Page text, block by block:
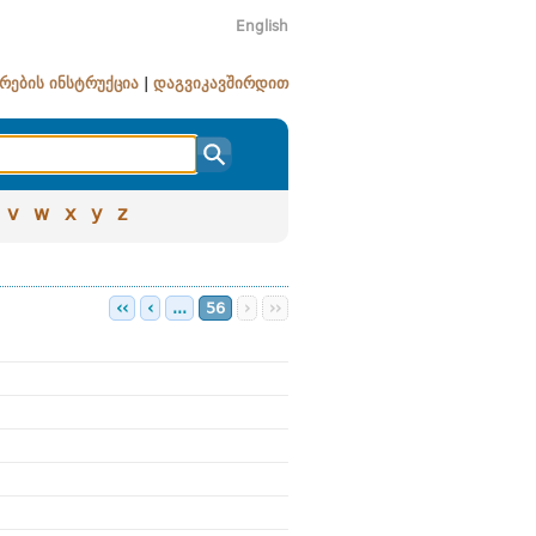
English
ინსტრუქცია დაგვიკავშირდით
v w x y z
‹‹ ‹ ... 56 › ››